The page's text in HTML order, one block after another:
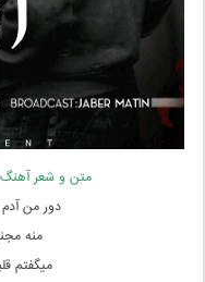
متن و شعر آهنگ اتاق 7 از مهراب
دور من
منه
میگفتم